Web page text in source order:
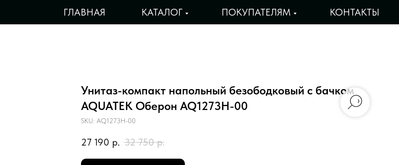
ГЛАВНАЯ КАТАЛОГ ПОКУПАТЕЛЯМ КОНТАКТЫ
Унитаз-компакт напольный безободковый с бачком
AQUATEK Оберон AQ1273H-00
SKU: AQ1273H-00
27 190 р. 32 750 р.